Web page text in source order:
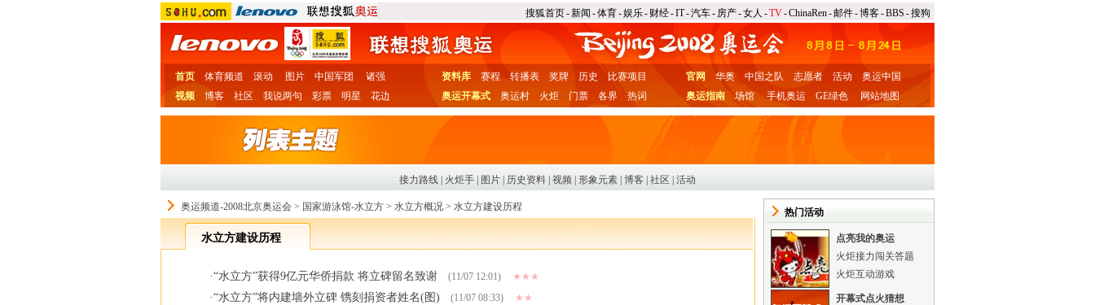
搜狐首页-新闻 -体育-娱乐- 财经-IT-汽车- 房产-女人 -TV-ChinaRen-邮件-博客-BBS -搜狗
首页 体育频道 滚动 图片 中国军团
诸强
视频
博客 社区 我说两句 彩票 明星 花边
资料库 赛程 转播表 奖牌 历史
比赛项目
奥运开幕式
奥运村 火炬 门票 各界 热词
官网 华奥 中国之队 志愿者 活动
奥运中国
奥运指南
场馆 手机奥运 GE绿色 网站地图
接力路线 火炬手 图片 历史资料 视频 形象元素 博客 社区 活动
奥运频道-2008北京奥运会 > 国家游泳馆-水立方 > 水立方概况 > 水立方建设历程
水立方建设历程
·“水立方”获得9亿元华侨捐款 将立碑留名致谢 (11/07 12:01) ★★★
·“水立方”将内建墙外立碑 镌刻捐资者姓名(图) (11/07 08:33) ★★
热门活动
点亮我的奥运
火炬接力闯关答题
火炬互动游戏
开幕式点火猜想